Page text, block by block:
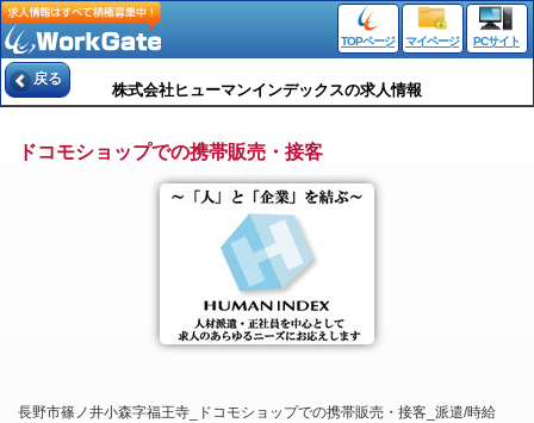
TOPページ マイページ PCサイト
戻る
株式会社ヒューマンインデックスの求人情報
ドコモショップでの携帯販売・接客
長野市篠ノ井小森字福王寺_ドコモショップでの携帯販売・接客_派遣/時給